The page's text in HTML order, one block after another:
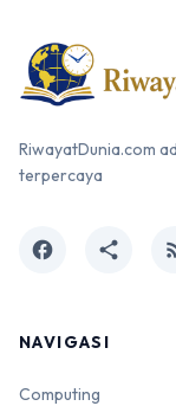
RiwayatDunia.com
terpercaya
facebook share
NAVIGASI
Computing